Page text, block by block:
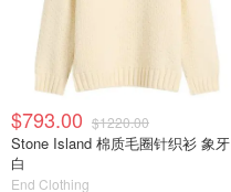
$793.00 $1220.00
Stone Island 棉质毛圈针织衫 象牙
白
End Clothing